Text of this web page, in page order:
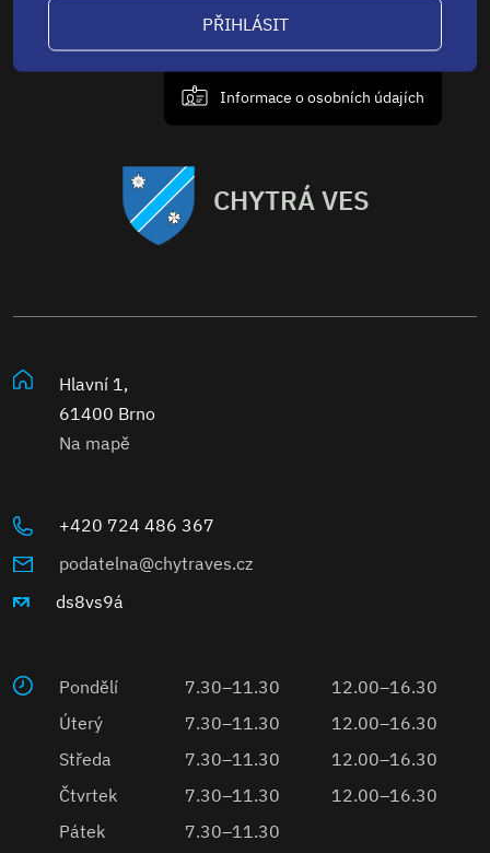
PŘIHLÁSIT
Informace o osobních údajích
CHYTRÁ VES
Hlavní 1,
61400 Brno
Na mapě
+420 724 486 367
podatelna@chytraves.cz
ds8vs9á
Pondělí 7.30–11.30
12.00–16.30
Úterý
7.30–11.30
12.00–16.30
Středa
7.30–11.30
12.00–16.30
Čtvrtek
7.30–11.30
12.00–16.30
Pátek
7.30–11.30